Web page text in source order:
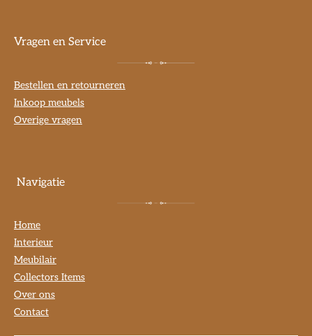
Vragen en Service
Bestellen en retourneren
Inkoop meubels
Overige vragen
Navigatie
Home
Interieur
Meubilair
Collectors Items
Over ons
Contact